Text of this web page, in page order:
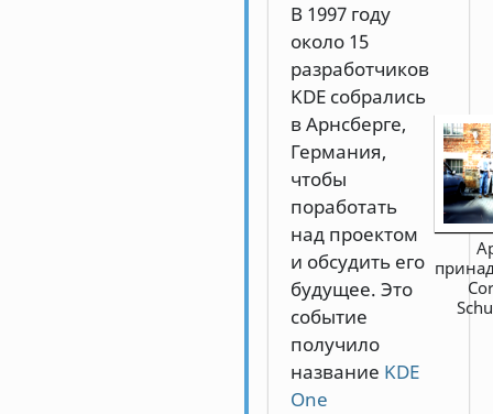
В 1997 году
около 15
разработчиков
KDE собрались
в Арнсберге,
Германия,
чтобы
поработать
над проектом
и обсудить его
будущее. Это
событие
получило
название KDE
One